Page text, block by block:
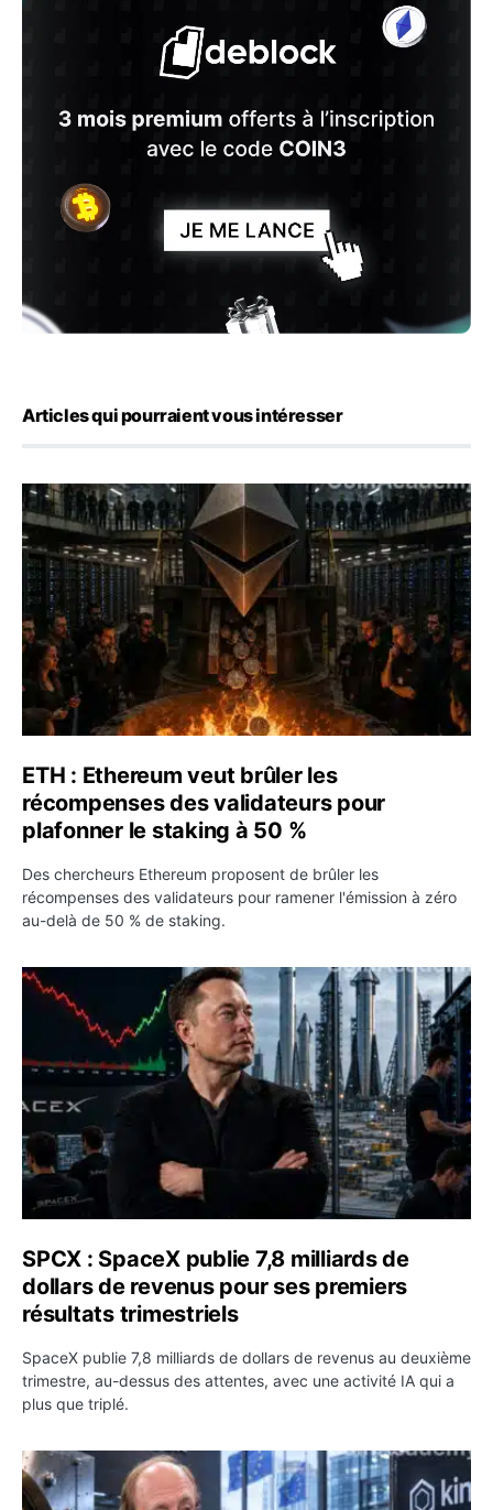
Articles qui pourraient vous intéresser
ETH : Ethereum veut brûler les récompenses des
ETH : Ethereum veut brûler les
récompenses des validateurs pour
plafonner le staking à 50 %
Des chercheurs Ethereum proposent de brûler les
récompenses des validateurs pour ramener l'émission à zéro
au-delà de 50 % de staking.
SPCX : SpaceX publie 7,8 milliards de dollars de
SPCX : SpaceX publie 7,8 milliards de
dollars de revenus pour ses premiers
résultats trimestriels
SpaceX publie 7,8 milliards de dollars de revenus au deuxième
trimestre, au-dessus des attentes, avec une activité IA qui a
plus que triplé.
BlackRock tokenise 311 milliards de dollars de fonds